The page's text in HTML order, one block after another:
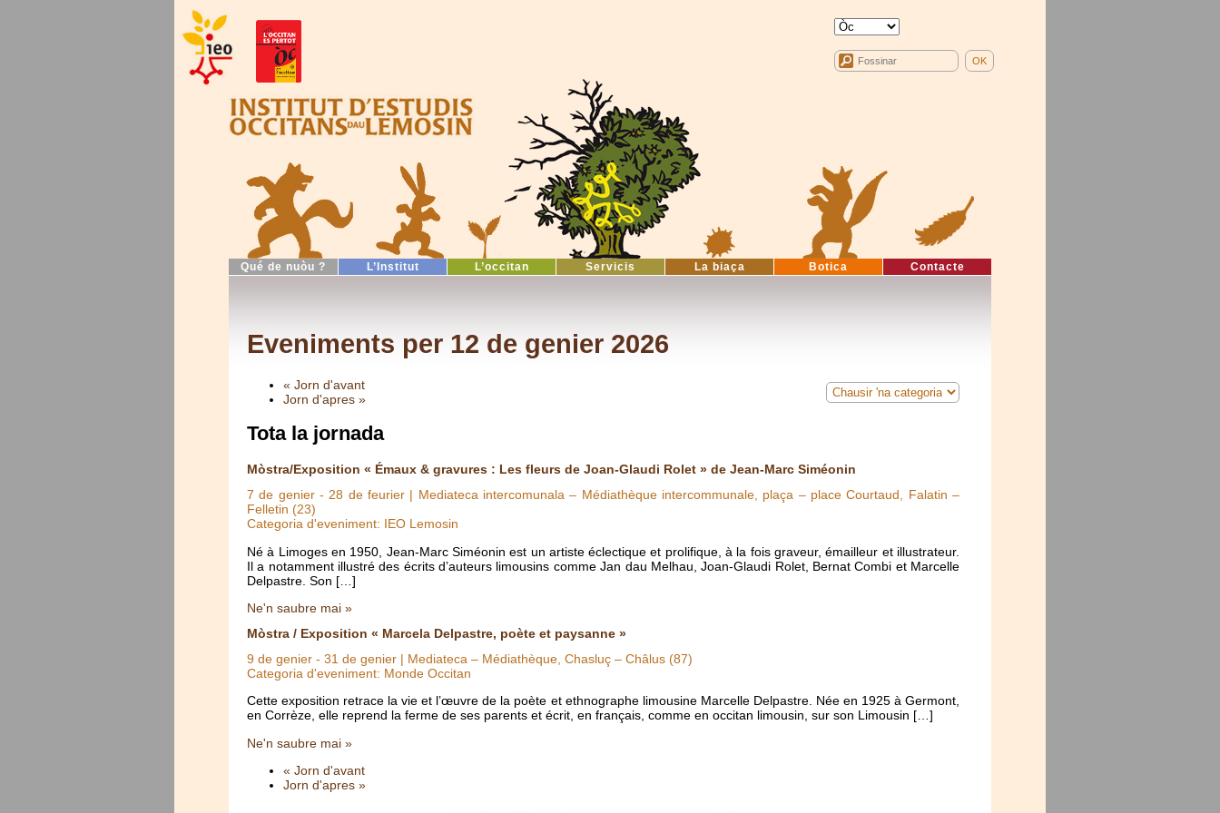
Qué de nuòu ? L’Institut L’occitan Servicis La biaça Botica Contacte
Eveniments per 12 de genier 2026
« Jorn d'avant
Jorn d'apres »
Tota la jornada
Mòstra/Exposition « Émaux & gravures : Les fleurs de Joan-Glaudi Rolet » de Jean-Marc Siméonin
7 de genier-28 de feurier | Mediateca intercomunala – Médiathèque intercommunale, plaça – place Courtaud, Falatin –
Felletin (23)
Categoria d'eveniment: IEO Lemosin
Né à Limoges en 1950, Jean-Marc Siméonin est un artiste éclectique et prolifique, à la fois graveur, émailleur et illustrateur.
Il a notamment illustré des écrits d’auteurs limousins comme Jan dau Melhau, Joan-Glaudi Rolet, Bernat Combi et Marcelle
Delpastre. Son […]
Ne'n saubre mai »
Mòstra / Exposition « Marcela Delpastre, poète et paysanne »
9 de genier - 31 de genier | Mediateca – Médiathèque, Chasluç – Châlus (87)
Categoria d'eveniment: Monde Occitan
Cette exposition retrace la vie et l’œuvre de la poète et ethnographe limousine Marcelle Delpastre. Née en 1925 à Germont,
en Corrèze, elle reprend la ferme de ses parents et écrit, en français, comme en occitan limousin, sur son Limousin […]
Ne'n saubre mai »
« Jorn d'avant
Jorn d'apres »